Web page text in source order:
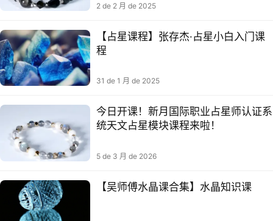
2 de 2 月 de 2025
【占‮课星‬程】张存杰·占星小白入‮课门‬
程
31 de 1 月 de 2025
今日开课！新月国际职业占星师认证系
统天文占星模块课程来啦！
5 de 3 月 de 2026
【吴师傅水晶课合集】水晶知识课